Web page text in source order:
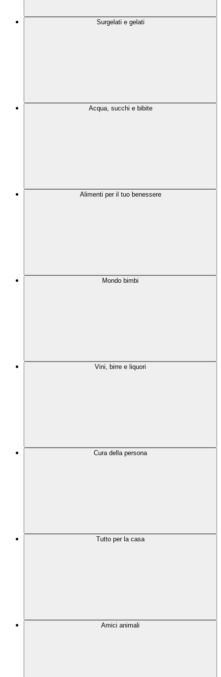
Surgelati e gelati
Acqua, succhi e bibite
Alimenti per il tuo benessere
Mondo bimbi
Vini, birre e liquori
Cura della persona
Tutto per la casa
Amici animali